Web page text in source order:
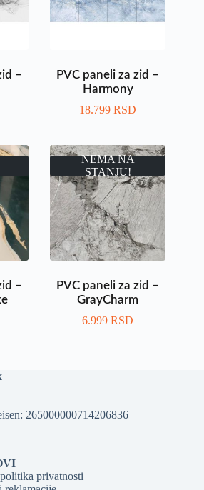
–
PVC paneli za zid –
Harmony
18.799RSD
–
NEMA NA
STANJU!
PVC paneli za zid –
GrayCharm
6.999RSD
265000000714206836
privatnosti